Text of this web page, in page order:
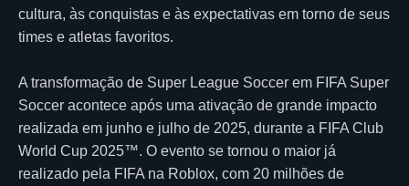
cultura, às conquistas e às expectativas em torno de seus
times e atletas favoritos.
A transformação de Super League Soccer em FIFA Super
Soccer acontece após uma ativação de grande impacto
realizada em junho e julho de 2025, durante a FIFA Club
World Cup 2025™. O evento se tornou o maior já
realizado pela FIFA na Roblox, com 20 milhões de